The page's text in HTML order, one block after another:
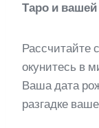
Таро и
Рассчитайте
окунитесь в
Ваша дата
разгадке